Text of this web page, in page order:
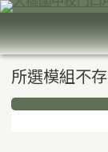
跳至主內容區
臺南市大
導覽列
主內容區域
所選模組不存
下中區域
頁尾區域